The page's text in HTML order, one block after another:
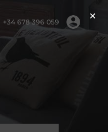
Noticias Contacto
+34 678 396 059 ×